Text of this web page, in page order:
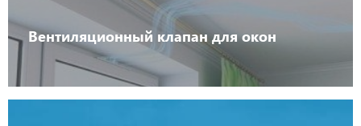
Вентиляционный клапан для окон